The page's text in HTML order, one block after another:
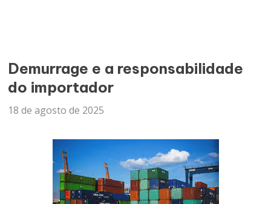
Demurrage e a responsabilidade
do importador
18 de agosto de 2025